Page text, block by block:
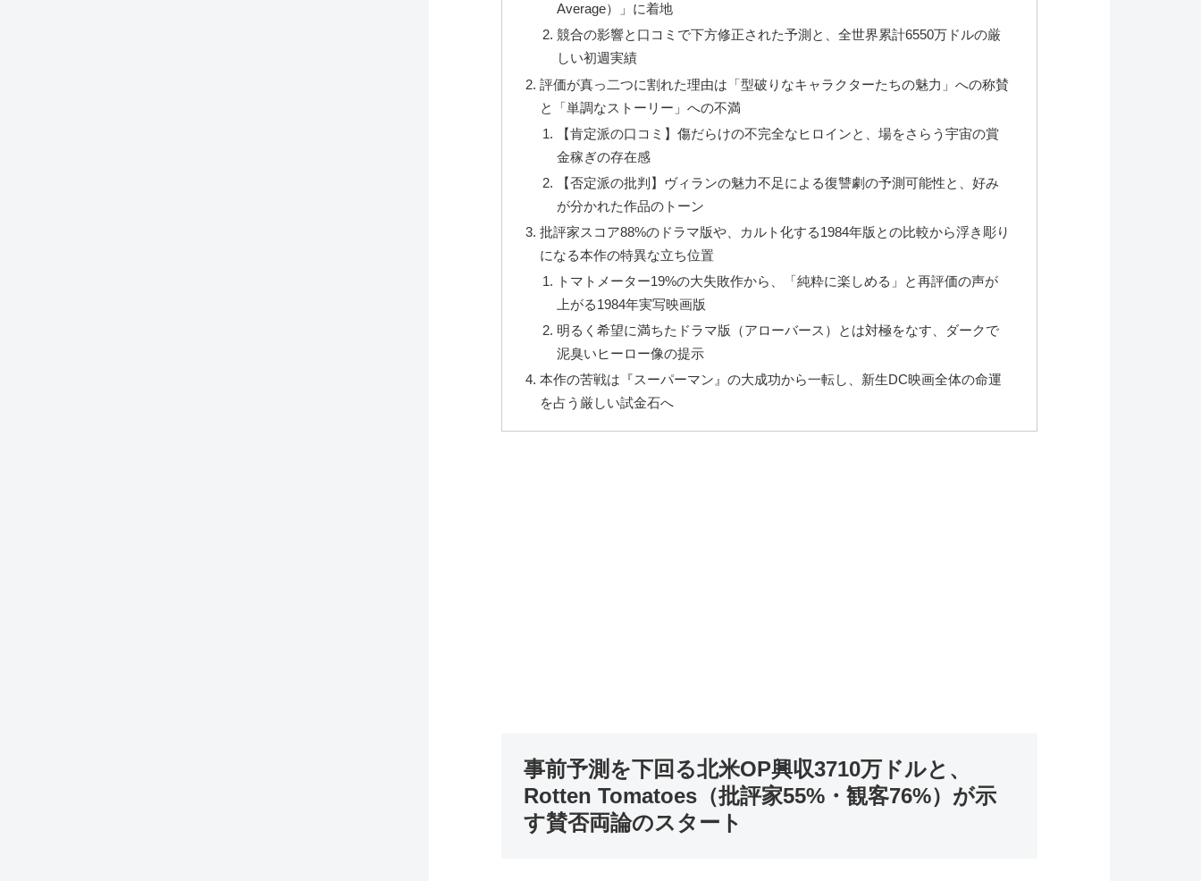
Average）」に着地
競合の影響と口コミで下方修正された予測と、全世界累計6550万ドルの厳
しい初週実績
評価が真っ二つに割れた理由は「型破りなキャラクターたちの魅力」への称賛
と「単調なストーリー」への不満
【肯定派の口コミ】傷だらけの不完全なヒロインと、場をさらう宇宙の賞
金稼ぎの存在感
【否定派の批判】ヴィランの魅力不足による復讐劇の予測可能性と、好み
が分かれた作品のトーン
批評家スコア88%のドラマ版や、カルト化する1984年版との比較から浮き彫り
になる本作の特異な立ち位置
トマトメーター19%の大失敗作から、「純粋に楽しめる」と再評価の声が
上がる1984年実写映画版
明るく希望に満ちたドラマ版（アローバース）とは対極をなす、ダークで
泥臭いヒーロー像の提示
本作の苦戦は『スーパーマン』の大成功から一転し、新生DC映画全体の命運
を占う厳しい試金石へ
事前予測を下回る北米OP興収3710万ドルと、
Rotten Tomatoes（批評家55%・観客76%）が示
す賛否両論のスタート